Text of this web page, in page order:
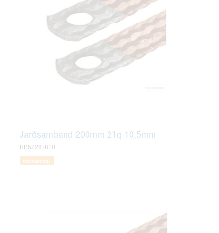
Jarðsamband 200mm 21q 10,5mm
HB52287810
Væntanlegt